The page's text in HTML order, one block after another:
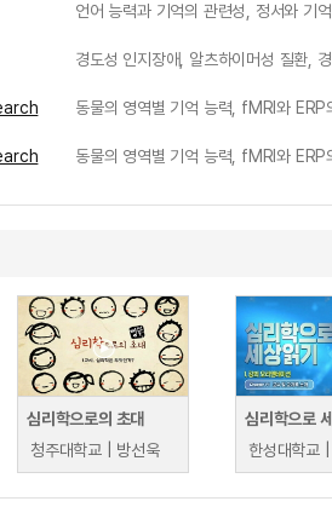
언어 능력과 기억의 관련성, 정서와 기
경도성 인지장애, 알츠하이머성 질환,
동물의 영역별 기억 능력, fMRI와 ERP
동물의 영역별 기억 능력, fMRI와 ERP
심리학으로의 초대
청주대학교 | 방선욱
심리학으로
한성대학교